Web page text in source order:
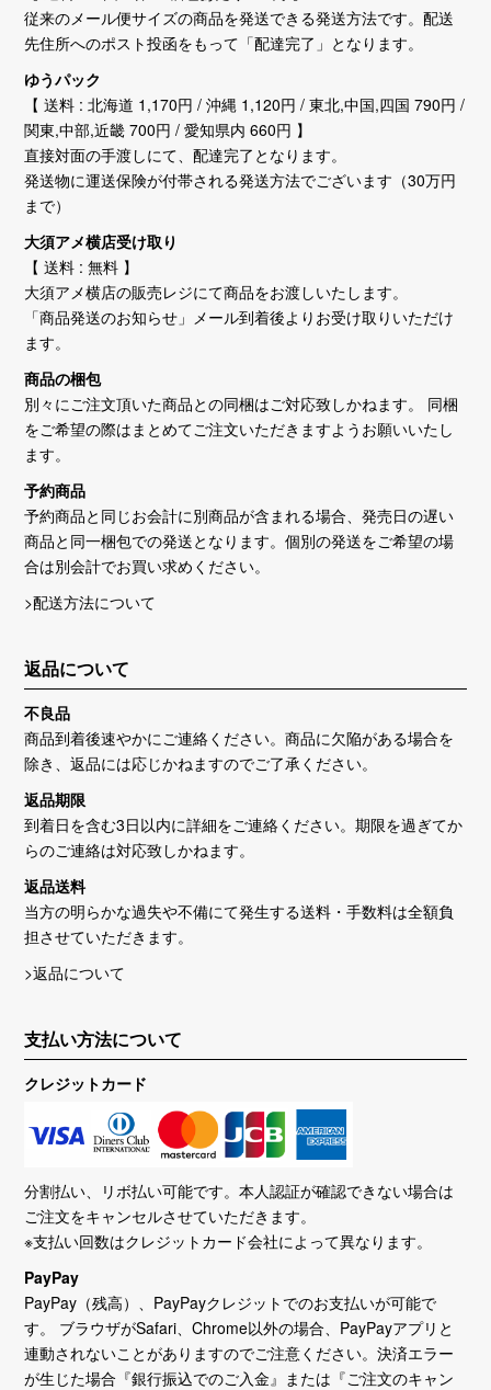
従来のメール便サイズの商品を発送できる発送方法です。配送
先住所へのポスト投函をもって「配達完了」となります。
ゆうパック
【 送料 : 北海道 1,170円 / 沖縄 1,120円 / 東北,中国,四国 790円 /
関東,中部,近畿 700円 / 愛知県内 660円 】
直接対面の手渡しにて、配達完了となります。
発送物に運送保険が付帯される発送方法でございます（30万円
まで）
大須アメ横店受け取り
【 送料 : 無料 】
大須アメ横店の販売レジにて商品をお渡しいたします。
「商品発送のお知らせ」メール到着後よりお受け取りいただけ
ます。
商品の梱包
別々にご注文頂いた商品との同梱はご対応致しかねます。 同梱
をご希望の際はまとめてご注文いただきますようお願いいたし
ます。
予約商品
予約商品と同じお会計に別商品が含まれる場合、発売日の遅い
商品と同一梱包での発送となります。個別の発送をご希望の場
合は別会計でお買い求めください。
>配送方法について
返品について
不良品
商品到着後速やかにご連絡ください。商品に欠陥がある場合を
除き、返品には応じかねますのでご了承ください。
返品期限
到着日を含む3日以内に詳細をご連絡ください。期限を過ぎてか
らのご連絡は対応致しかねます。
返品送料
当方の明らかな過失や不備にて発生する送料・手数料は全額負
担させていただきます。
>返品について
支払い方法について
クレジットカード
分割払い、リボ払い可能です。本人認証が確認できない場合は
ご注文をキャンセルさせていただきます。
※支払い回数はクレジットカード会社によって異なります。
PayPay
PayPay（残高）、PayPayクレジットでのお支払いが可能で
す。 ブラウザがSafari、Chrome以外の場合、PayPayアプリと
連動されないことがありますのでご注意ください。決済エラー
が生じた場合『銀行振込でのご入金』または『ご注文のキャン